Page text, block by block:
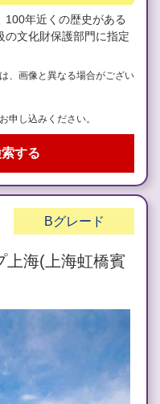
100年近くの歴史がある
の文化財保護部門に指定
、画像と異なる場合がござい
申し込みください。
する
Bグレード
上海(上海虹橋賓